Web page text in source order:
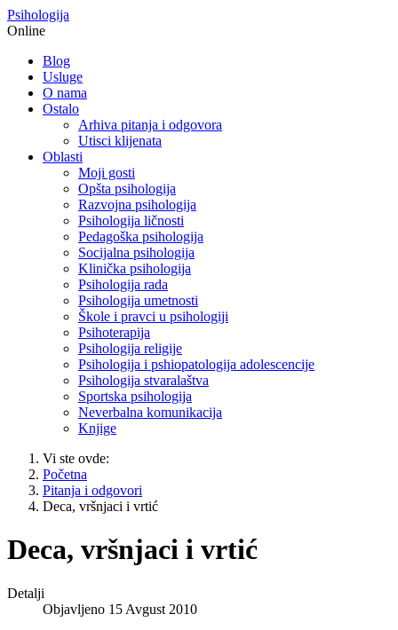
Psihologija
Online
Blog
Usluge
O nama
Ostalo
Arhiva pitanja i odgovora
Utisci klijenata
Oblasti
Moji gosti
Opšta psihologija
Razvojna psihologija
Psihologija ličnosti
Pedagoška psihologija
Socijalna psihologija
Klinička psihologija
Psihologija rada
Psihologija umetnosti
Škole i pravci u psihologiji
Psihoterapija
Psihologija religije
Psihologija i pshiopatologija adolescencije
Psihologija stvaralaštva
Sportska psihologija
Neverbalna komunikacija
Knjige
Vi ste ovde:
Početna
Pitanja i odgovori
Deca, vršnjaci i vrtić
Deca, vršnjaci i vrtić
Detalji
Objavljeno 15 Avgust 2010